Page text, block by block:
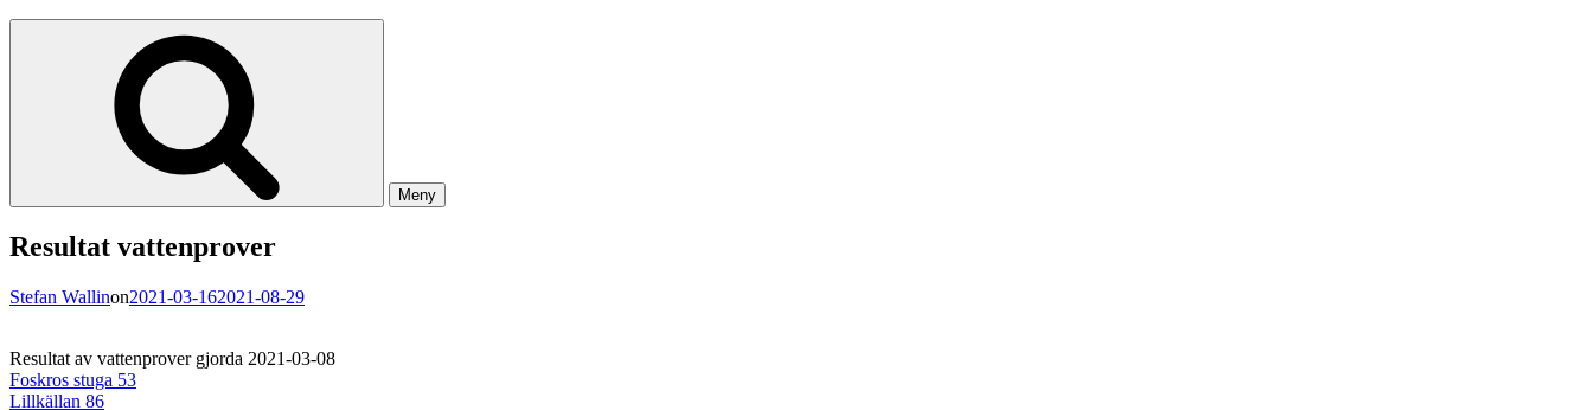
Meny
Resultat vattenprover
Stefan Wallinon2021-03-162021-08-29
Resultat av vattenprover gjorda 2021-03-08
Foskros stuga 53
Lillkällan 86